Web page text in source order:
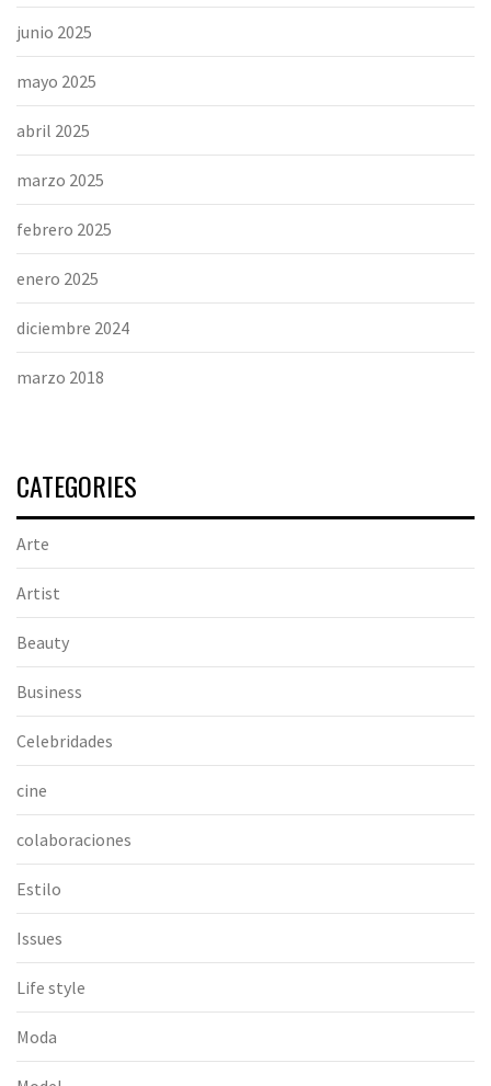
junio 2025
mayo 2025
abril 2025
marzo 2025
febrero 2025
enero 2025
diciembre 2024
marzo 2018
CATEGORIES
Arte
Artist
Beauty
Business
Celebridades
cine
colaboraciones
Estilo
Issues
Life style
Moda